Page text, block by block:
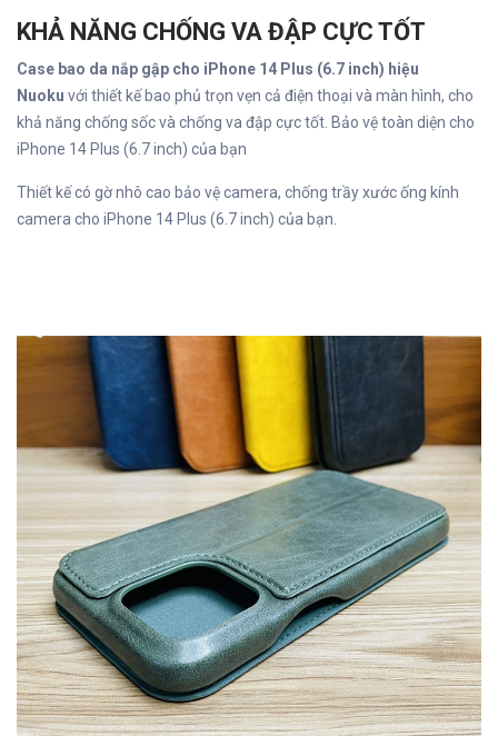
KHẢ NĂNG CHỐNG VA ĐẬP CỰC TỐT
Case bao da nắp gập cho iPhone 14 Plus (6.7 inch) hiệu
Nuoku với thiết kế bao phủ trọn vẹn cả điện thoại và màn hình, cho
khả năng chống sốc và chống va đập cực tốt. Bảo vệ toàn diện cho
iPhone 14 Plus (6.7 inch) của bạn
Thiết kế có gờ nhô cao bảo vệ camera, chống trầy xước ống kính
camera cho iPhone 14 Plus (6.7 inch) của bạn.